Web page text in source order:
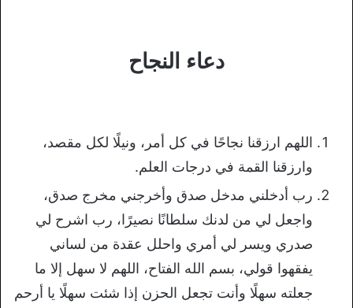
دعاء النجاح
اللهم ارزقنا نجاحًا في كل أمر، ونيلًا لكل مقصد،
وارزقنا القمة في درجات العلم.
رب أدخلني مدخل صدق وأخرجني مخرج صدق،
واجعل لي من لدنك سلطانًا نصيرًا، رب اشرح لي
صدري ويسر لي أمري واحلل عقدة من لساني
يفقهوا قولي، بسم الله الفتاح، اللهم لا سهل إلا ما
جعلته سهلًا وأنت تجعل الحزن إذا شئت سهلًا يا أرحم